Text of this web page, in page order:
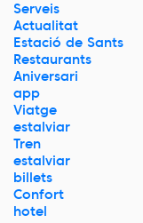
Serveis
Actualitat
Estació de Sants
Restaurants
Aniversari
app
Viatge
estalviar
Tren
estalviar
billets
Confort
hotel